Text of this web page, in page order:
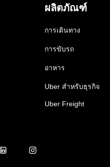
ผลิตภัณฑ์
การเดินทาง
การขับรถ
อาหาร
Uber สำหรับธุรกิจ
Uber Freight